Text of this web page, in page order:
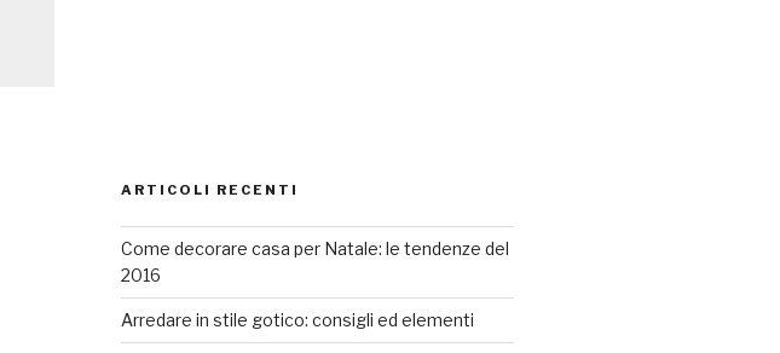
ARTICOLI RECENTI
Come decorare casa per Natale: le tendenze del
2016
Arredare in stile gotico: consigli ed elementi